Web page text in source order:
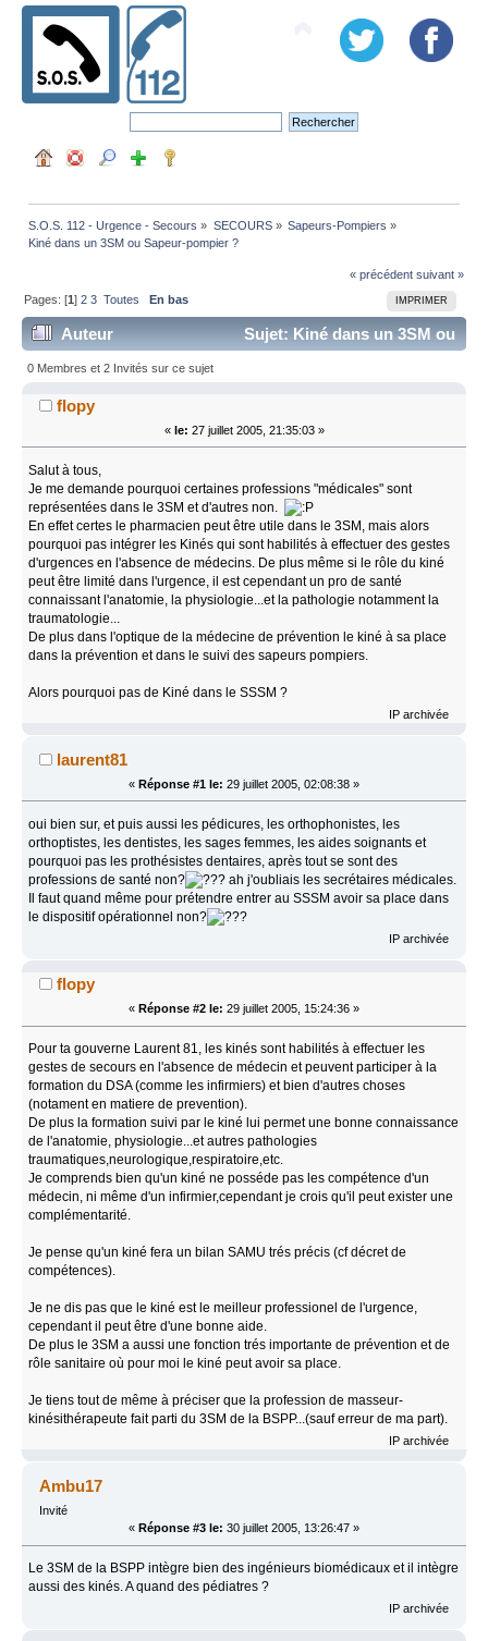
S.O.S. 112 - Urgence - Secours » SECOURS» Sapeurs-Pompiers »
Kiné dans un 3SM ou Sapeur-pompier ?
« précédent suivant »
IMPRIMER
Pages: [1]2 3 Toutes En bas
Auteur
Sujet: Kiné dans un 3SM ou
Sapeur-pompier ? (Lu 87028 fois)
0 Membres et 2 Invités sur ce sujet
flopy
« le: 27 juillet 2005, 21:35:03 »
Salut à tous,
Je me demande pourquoi certaines professions "médicales" sont
représentées dans le 3SM et d'autres non.
En effet certes le pharmacien peut être utile dans le 3SM, mais alors
pourquoi pas intégrer les Kinés qui sont habilités à effectuer des gestes
d'urgences en l'absence de médecins. De plus même si le rôle du kiné
peut être limité dans l'urgence, il est cependant un pro de santé
connaissant l'anatomie, la physiologie...et la pathologie notamment la
traumatologie...
De plus dans l'optique de la médecine de prévention le kiné à sa place
dans la prévention et dans le suivi des sapeurs pompiers.
Alors pourquoi pas de Kiné dans le SSSM ?
IP archivée
laurent81
« Réponse #1 le: 29 juillet 2005, 02:08:38 »
oui bien sur, et puis aussi les pédicures, les orthophonistes, les
orthoptistes, les dentistes, les sages femmes, les aides soignants et
pourquoi pas les prothésistes dentaires, après tout se sont des
professions de santé non?
ah j'oubliais les secrétaires médicales.
Il faut quand même pour prétendre entrer au SSSM avoir sa place dans
le dispositif opérationnel non?
IP archivée
flopy
« Réponse #2 le: 29 juillet 2005, 15:24:36 »
Pour ta gouverne Laurent 81, les kinés sont habilités à effectuer les
gestes de secours en l'absence de médecin et peuvent participer à la
formation du DSA (comme les infirmiers) et bien d'autres choses
(notament en matiere de prevention).
De plus la formation suivi par le kiné lui permet une bonne connaissance
de l'anatomie, physiologie...et autres pathologies
traumatiques,neurologique,respiratoire,etc.
Je comprends bien qu'un kiné ne posséde pas les compétence d'un
médecin, ni même d'un infirmier,cependant je crois qu'il peut exister une
complémentarité.
Je pense qu'un kiné fera un bilan SAMU trés précis (cf décret de
compétences).
Je ne dis pas que le kiné est le meilleur professionel de l'urgence,
cependant il peut être d'une bonne aide.
De plus le 3SM a aussi une fonction trés importante de prévention et de
rôle sanitaire où pour moi le kiné peut avoir sa place.
Je tiens tout de même à préciser que la profession de masseur-
kinésithérapeute fait parti du 3SM de la BSPP...(sauf erreur de ma part).
IP archivée
Ambu17
Invité
« Réponse #3 le: 30 juillet 2005, 13:26:47 »
Le 3SM de la BSPP intègre bien des ingénieurs biomédicaux et il intègre
aussi des kinés. A quand des pédiatres ?
IP archivée